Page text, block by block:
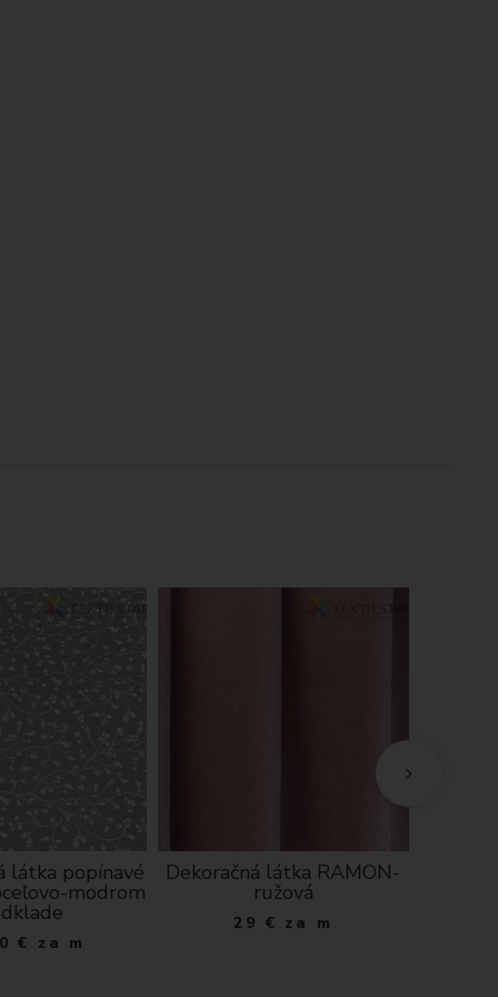
látka popínavé
modrom
€ za m
Dekoračná látka RAMON-
ružová
29 € za m